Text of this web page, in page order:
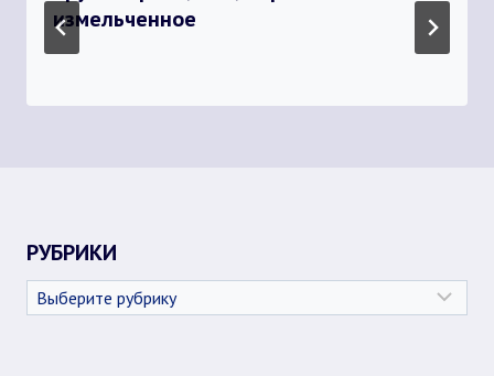
измельченное
РУБРИКИ
Рубрики